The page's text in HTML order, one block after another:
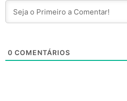
0 COMENTÁRIOS